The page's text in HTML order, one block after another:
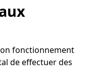
fonctionnement
de effectuer des